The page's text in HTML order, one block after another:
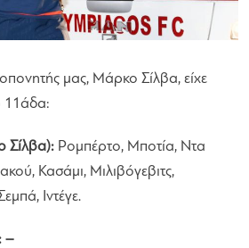
μας, Μάρκο Σίλβα, είχε
11άδα:
Ρομπέρτο, Μποτία, Ντα
Κασάμι, Μιλιβόγεβιτς,
Ιντέγε.
–